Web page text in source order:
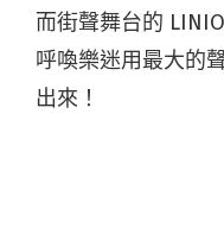
而街聲舞台的
呼喚樂迷用最大的
出來！